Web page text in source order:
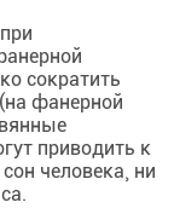
сократить
фанерной
приводить к
человека¸ ни